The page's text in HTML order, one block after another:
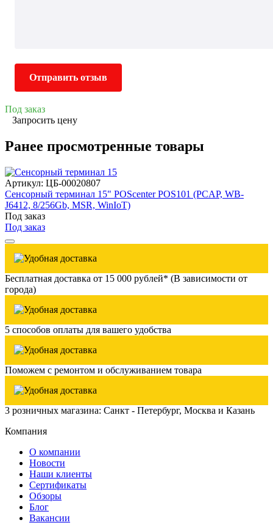
Отправить отзыв
Под заказ
Запросить цену
Ранее просмотренные товары
Артикул: ЦБ-00020807
Сенсорный терминал 15" POScenter POS101 (PCAP, WB-
J6412, 8/256Gb, MSR, WinIoT)
Под заказ
Под заказ
Бесплатная доставка от 15 000 рублей* (В зависимости от
города)
5 способов оплаты для вашего удобства
Поможем с ремонтом и обслуживанием товара
3 розничных магазина: Санкт - Петербург, Москва и Казань
Компания
О компании
Новости
Наши клиенты
Сертификаты
Обзоры
Блог
Вакансии